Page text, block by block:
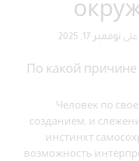
نوفمبر 17, 2025
По какой причине
Человек по
созданием, и
инстинкт
возможность